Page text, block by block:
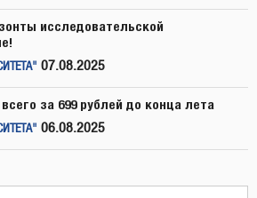
исследовательской
07.08.2025
за 699 рублей до конца лета
06.08.2025